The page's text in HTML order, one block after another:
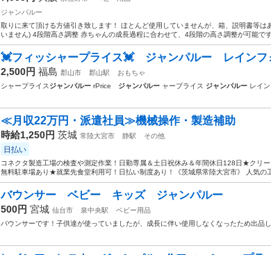
ジャンパルー
取りに来て頂ける方値引き致します！ ほとんど使用していませんが、箱、説明書等は
いません) 4段階高さ調整 赤ちゃんの成長過程に合わせて、4段階の高さ調整が可能で
💓フィッシャープライス💓 ジャンパルー レイン
2,500円 福島 郡山市 郡山駅
おもちゃ
シャープライス ジャンパルー rPrice ジャンパルー ャープライス ジャンパルー レイ
≪月収22万円・派遣社員≫機械操作・製造補助
時給1,250円 茨城 常陸大宮市 静駅 その他
日払い
コネクタ製造工場の検査や測定作業！日勤専属＆土日祝休み＆年間休日128日★クリ
無料駐車場あり★就業先食堂利用可！日払い制度あり！《茨城県常陸大宮市》 人気の
バウンサー ベビー キッズ ジャンパルー
500円 宮城 仙台市 泉中央駅
ベビー用品
バウンサーです！子供達が使っていましたが、成長に伴い使用しなくなったため出品